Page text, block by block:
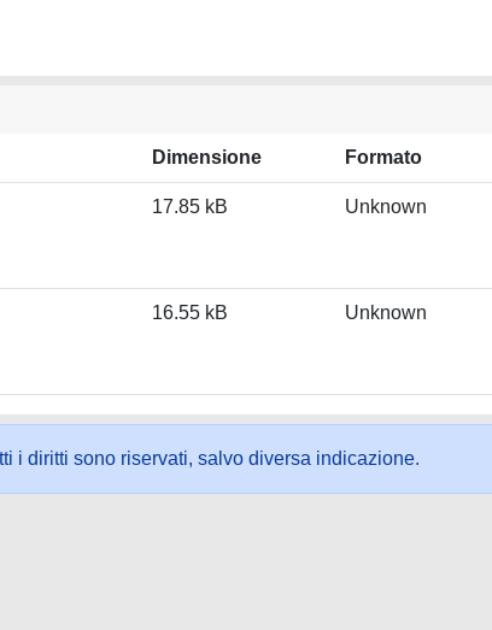
Dimensione Formato
17.85 kB Unknown
16.55 kB Unknown
i diritti sono riservati, salvo diversa indicazione.